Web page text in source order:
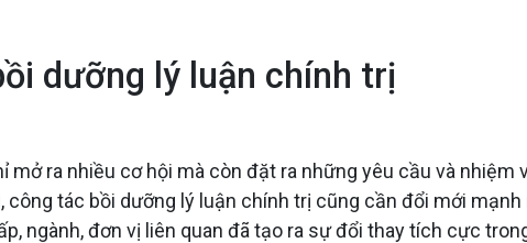
dưỡng lý luận chính trị
mở ra nhiều cơ hội mà còn đặt ra những yêu cầu và
công tác bồi dưỡng lý luận chính trị cũng cần đổi mới
ngành, đơn vị liên quan đã tạo ra sự đổi thay tích cực